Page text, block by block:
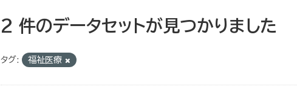
2 件のデータセットが見つかりました
タグ: 福祉医療